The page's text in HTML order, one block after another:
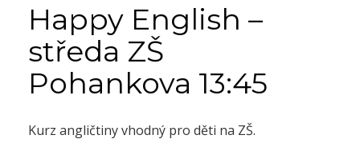
Happy English –
středa ZŠ
Pohankova 13:45
Kurz angličtiny vhodný pro děti na ZŠ.